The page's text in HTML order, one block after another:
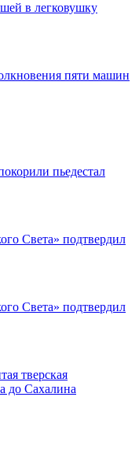
в легковушку
пяти машин
пьедестал
Света» подтвердил
Света» подтвердил
тверская
до Сахалина